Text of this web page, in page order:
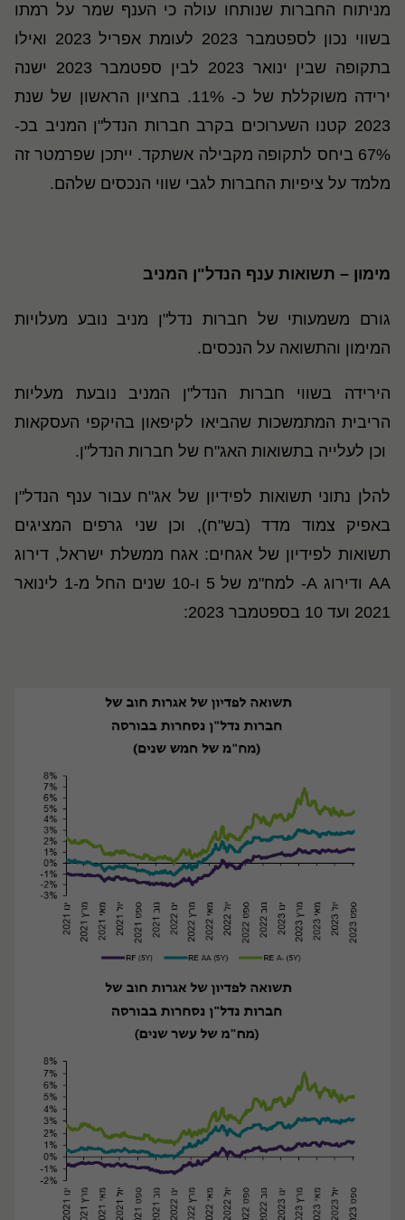
מניתוח החברות שנותחו עולה כי הענף שמר על רמתו
בשווי נכון לספטמבר 2023 לעומת אפריל 2023 ואילו
בתקופה שבין ינואר 2023 לבין ספטמבר 2023 ישנה
ירידה משוקללת של כ- 11%. בחציון הראשון של שנת
2023 קטנו השערוכים בקרב חברות הנדל"ן המניב בכ-
67% ביחס לתקופה מקבילה אשתקד. ייתכן שפרמטר זה
מלמד על ציפיות החברות לגבי שווי הנכסים שלהם.
מימון – תשואות ענף הנדל"ן המניב
גורם משמעותי של חברות נדל"ן מניב נובע מעלויות
המימון והתשואה על הנכסים.
הירידה בשווי חברות הנדל"ן המניב נובעת מעליות
הריבית המתמשכות שהביאו לקיפאון בהיקפי העסקאות
וכן לעלייה בתשואות האג"ח של חברות הנדל"ן.
להלן נתוני תשואות לפידיון של אג"ח עבור ענף הנדל"ן
באפיק צמוד מדד (בש"ח), וכן שני גרפים המציגים
תשואות לפידיון של אגחים: אגח ממשלת ישראל, דירוג
AA ודירוג A- למח"מ של 5 ו-10 שנים החל מ-1 לינואר
2021 ועד 10 בספטמבר 2023: